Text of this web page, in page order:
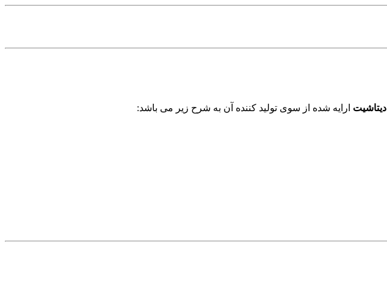
دیتاشیت ارایه شده از سوی تولید کننده آن به شرح زیر می باشد: